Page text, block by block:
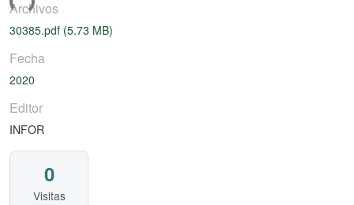
Archivos
30385.pdf (5.73 MB)
Fecha
2020
Editor
INFOR
0
Visitas